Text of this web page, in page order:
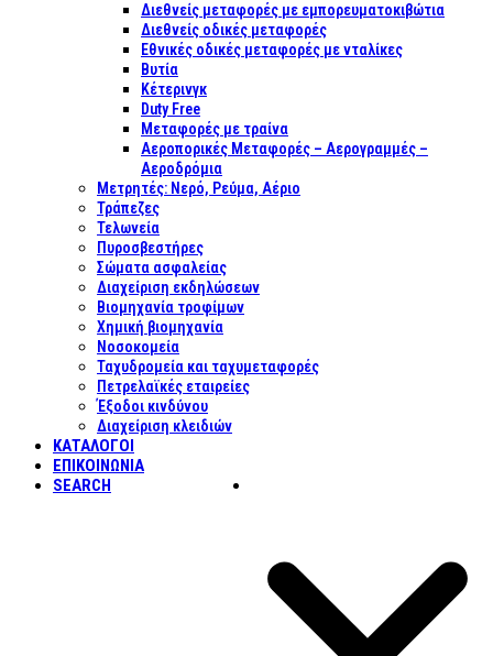
Διεθνείς μεταφορές με εμπορευματοκιβώτια
Διεθνείς οδικές μεταφορές
Εθνικές οδικές μεταφορές με νταλίκες
Βυτία
Κέτερινγκ
Duty Free
Μεταφορές με τραίνα
Αεροπορικές Μεταφορές – Αερογραμμές –
Αεροδρόμια
Μετρητές: Νερό, Ρεύμα, Αέριο
Τράπεζες
Τελωνεία
Πυροσβεστήρες
Σώματα ασφαλείας
Διαχείριση εκδηλώσεων
Βιομηχανία τροφίμων
Χημική βιομηχανία
Νοσοκομεία
Ταχυδρομεία και ταχυμεταφορές
Πετρελαϊκές εταιρείες
Έξοδοι κινδύνου
Διαχείριση κλειδιών
ΚΑΤΑΛΟΓΟΙ
ΕΠΙΚΟΙΝΩΝΊΑ
SEARCH